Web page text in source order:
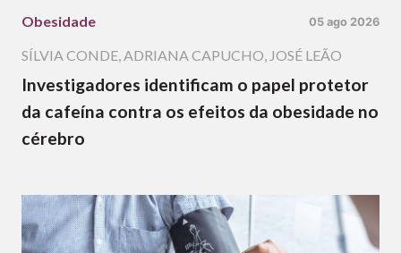
Obesidade 05 ago 2026
SÍLVIA CONDE,ADRIANA CAPUCHO, JOSÉ LEÃO
Investigadores identificam o papel protetor
da cafeína contra os efeitos da obesidade no
cérebro